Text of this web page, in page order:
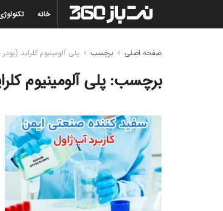
خانه
صفحه اصلی برچسب پلی آلومینیوم کلراید
برچسب:پلی آلومینیوم